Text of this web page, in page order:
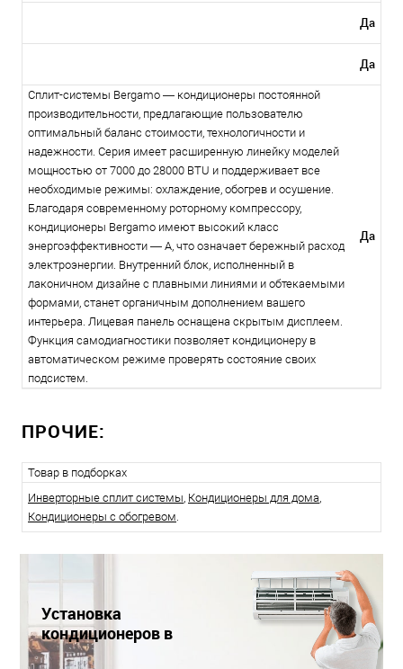
Да
Да
Сплит-системы Bergamo — кондиционеры постоянной
производительности, предлагающие пользователю
оптимальный баланс стоимости, технологичности и
надежности. Серия имеет расширенную линейку моделей
мощностью от 7000 до 28000 BTU и поддерживает все
необходимые режимы: охлаждение, обогрев и осушение.
Благодаря современному роторному компрессору,
кондиционеры Bergamo имеют высокий класс
энергоэффективности — A, что означает бережный расход
электроэнергии. Внутренний блок, исполненный в
лаконичном дизайне с плавными линиями и обтекаемыми
формами, станет органичным дополнением вашего
интерьера. Лицевая панель оснащена скрытым дисплеем.
Функция самодиагностики позволяет кондиционеру в
автоматическом режиме проверять состояние своих
подсистем.
Да
ПРОЧИЕ:
Товар в подборках
Инверторные сплит системы, Кондиционеры для дома,
Кондиционеры с обогревом.
Установка
кондиционеров в
Краснодаре